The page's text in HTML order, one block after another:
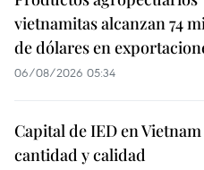
vietnamitas alcanzan 74
de dólares en
06/08/2026 05:34
Capital de IED en
cantidad y calidad